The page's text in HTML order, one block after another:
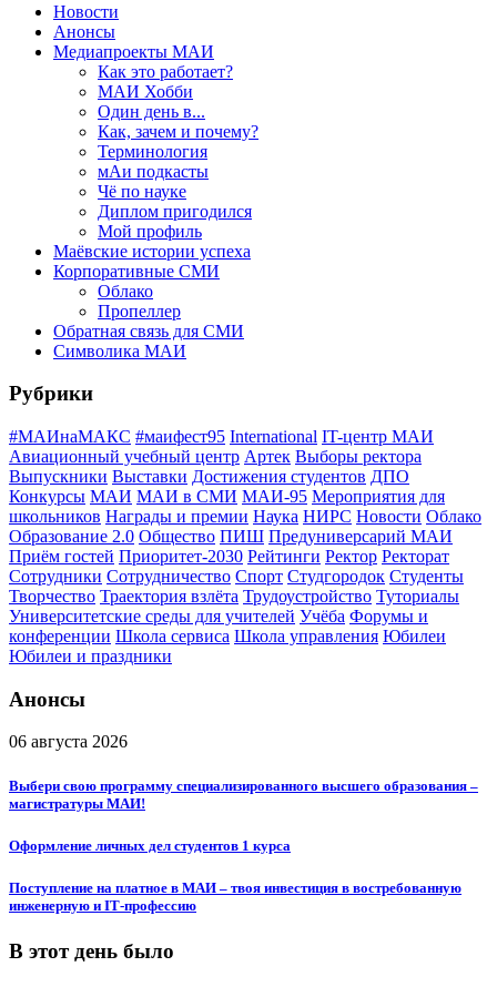
Новости
Анонсы
Медиапроекты МАИ
Как это работает?
МАИ Хобби
Один день в...
Как, зачем и почему?
Терминология
мАи подкасты
Чё по науке
Диплом пригодился
Мой профиль
Маёвские истории успеха
Корпоративные СМИ
Облако
Пропеллер
Обратная связь для СМИ
Символика МАИ
Рубрики
#МАИнаМАКС #маифест95 International IT-центр МАИ
Авиационный учебный центр Артек Выборы ректора
Выпускники Выставки Достижения студентов ДПО
Конкурсы МАИ МАИ в СМИ МАИ-95 Мероприятия для
школьников Награды и премии Наука НИРС Новости Облако
Образование 2.0 Общество ПИШ Предуниверсарий МАИ
Приём гостей Приоритет-2030 Рейтинги Ректор Ректорат
Сотрудники Сотрудничество Спорт Студгородок Студенты
Творчество Траектория взлёта Трудоустройство Туториалы
Университетские среды для учителей Учёба Форумы и
конференции Школа сервиса Школа управления Юбилеи
Юбилеи и праздники
Анонсы
06 августа 2026
Выбери свою программу специализированного высшего образования –
магистратуры МАИ!
Оформление личных дел студентов 1 курса
Поступление на платное в МАИ – твоя инвестиция в востребованную
инженерную и IT‑профессию
В этот день было